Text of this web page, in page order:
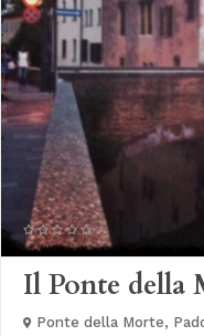
Il Ponte della
Ponte della Morte,